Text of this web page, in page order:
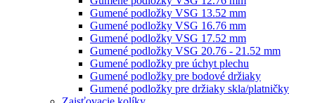
Gumené podložky VSG 13.52 mm
Gumené podložky VSG 16.76 mm
Gumené podložky VSG 17.52 mm
Gumené podložky VSG 20.76 - 21.52 mm
Gumené podložky pre úchyt plechu
Gumené podložky pre bodové držiaky
Gumené podložky pre držiaky skla/platničky